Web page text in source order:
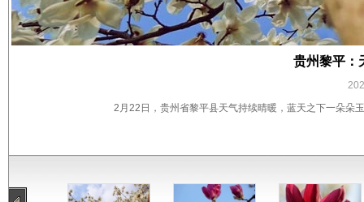
贵州黎平：
2月22日，贵州省黎平县天气持续晴暖，蓝天之下一朵朵